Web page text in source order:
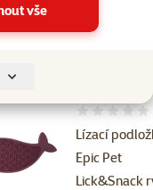
vše
Lízací
Epic Pet
Lick&Snack
Hodnocení